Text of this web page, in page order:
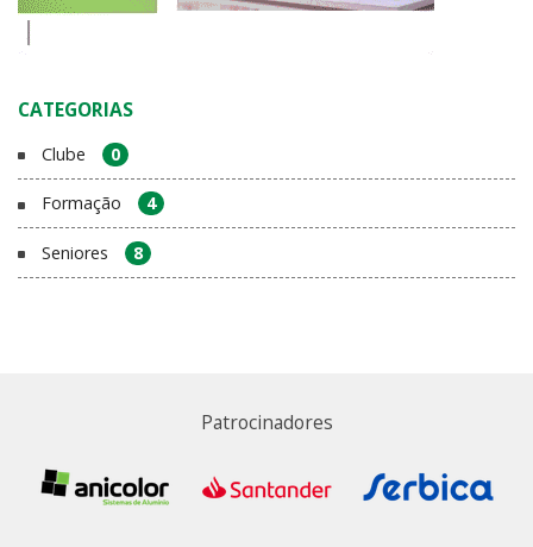
CATEGORIAS
Clube 0
Formação 4
Seniores 8
Patrocinadores